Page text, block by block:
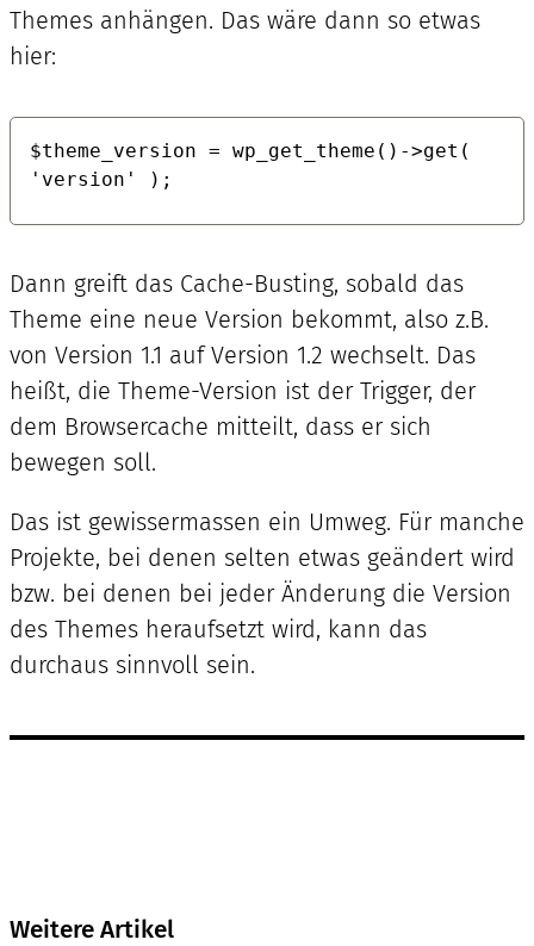
Themes anhängen. Das wäre dann so etwas
hier:
$theme_version = wp_get_theme()->get(
Dann greift das Cache-Busting, sobald das
Theme eine neue Version bekommt, also z.B.
von Version 1.1 auf Version 1.2 wechselt. Das
heißt, die Theme-Version ist der Trigger, der
dem Browsercache mitteilt, dass er sich
bewegen soll.
Das ist gewissermassen ein Umweg. Für manche
Projekte, bei denen selten etwas geändert wird
bzw. bei denen bei jeder Änderung die Version
des Themes heraufsetzt wird, kann das
durchaus sinnvoll sein.
Weitere Artikel